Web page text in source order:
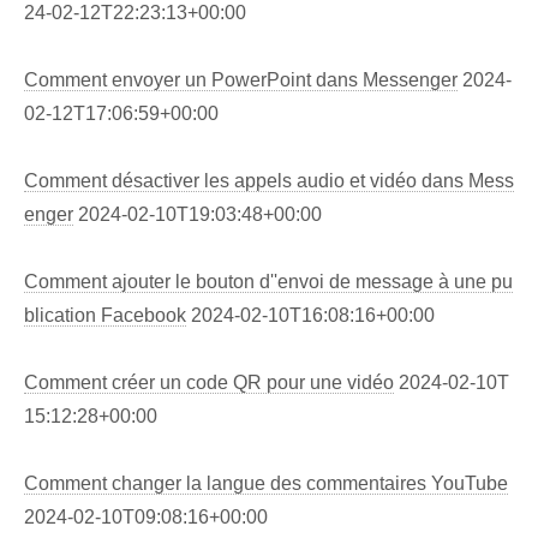
24-02-12T22:23:13+00:00
Comment envoyer un PowerPoint dans Messenger 2024-
02-12T17:06:59+00:00
Comment désactiver les appels audio et vidéo dans Mess
enger 2024-02-10T19:03:48+00:00
Comment ajouter le bouton d''envoi de message à une pu
blication Facebook 2024-02-10T16:08:16+00:00
Comment créer un code QR pour une vidéo 2024-02-10T
15:12:28+00:00
Comment changer la langue des commentaires YouTube
2024-02-10T09:08:16+00:00